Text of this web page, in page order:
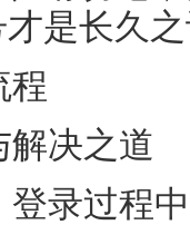
是长久
程
解决之道
登录过程